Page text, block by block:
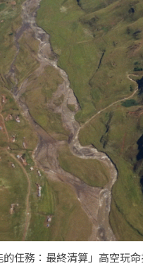
任務：最終清算」高空玩